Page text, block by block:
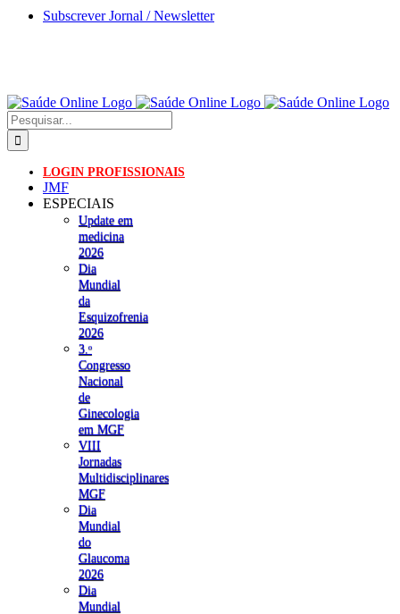
Skip
Subscrever Jornal / Newsletter
Pesquisar
LOGIN PROFISSIONAIS
JMF
ESPECIAIS
Update em
medicina
2026
Dia
Mundial
da
Esquizofrenia
2026
3.ᵒ
Congresso
Nacional
de
Ginecologia
em MGF
VIII
Jornadas
Multidisciplinares
MGF
Dia
Mundial
do
Glaucoma
2026
Dia
Mundial